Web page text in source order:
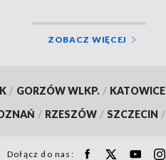
ZOBACZ WIĘCEJ
/ GORZÓW WLKP. / KATOWICE
/ RZESZÓW / SZCZECIN /
Dołącz do nas: